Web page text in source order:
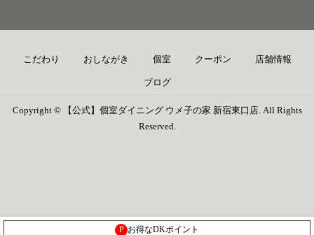
こだわり おしながき 個室 クーポン 店舗情報
ブログ
Copyright © 【公式】個室ダイニング ウメ子の家 新宿東口店. All Rights
Reserved.
P お得なDKポイント